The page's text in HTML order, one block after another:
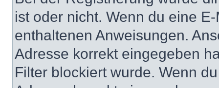
ist oder nicht. Wenn du eine
enthaltenen Anweisungen.
Adresse korrekt eingegeben
Filter blockiert wurde. Wenn